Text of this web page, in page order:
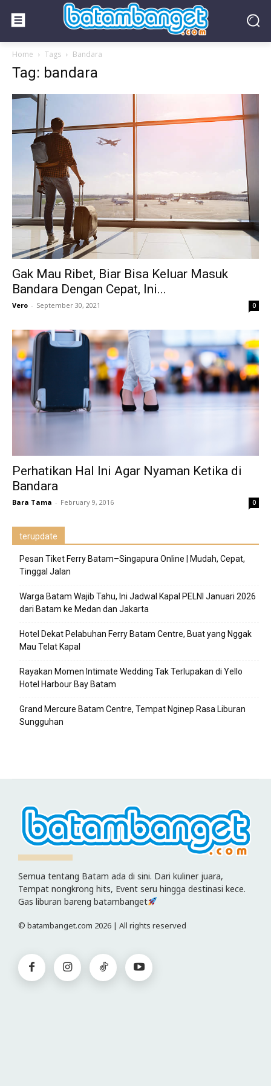
Home Tags Bandara
Tag: bandara
Gak Mau Ribet, Biar Bisa Keluar Masuk
Bandara Dengan Cepat, Ini...
Vero - September 30, 2021 0
Perhatikan Hal Ini Agar Nyaman Ketika di
Bandara
Bara Tama - February 9, 2016 0
terupdate
Pesan Tiket Ferry Batam–Singapura Online | Mudah, Cepat,
Tinggal Jalan
Warga Batam Wajib Tahu, Ini Jadwal Kapal PELNI Januari 2026
dari Batam ke Medan dan Jakarta
Hotel Dekat Pelabuhan Ferry Batam Centre, Buat yang Nggak
Mau Telat Kapal
Rayakan Momen Intimate Wedding Tak Terlupakan di Yello
Hotel Harbour Bay Batam
Grand Mercure Batam Centre, Tempat Nginep Rasa Liburan
Sungguhan
Semua tentang Batam ada di sini. Dari kuliner juara,
Tempat nongkrong hits, Event seru hingga destinasi kece.
Gas liburan bareng batambanget
© batambanget.com 2026 | All rights reserved